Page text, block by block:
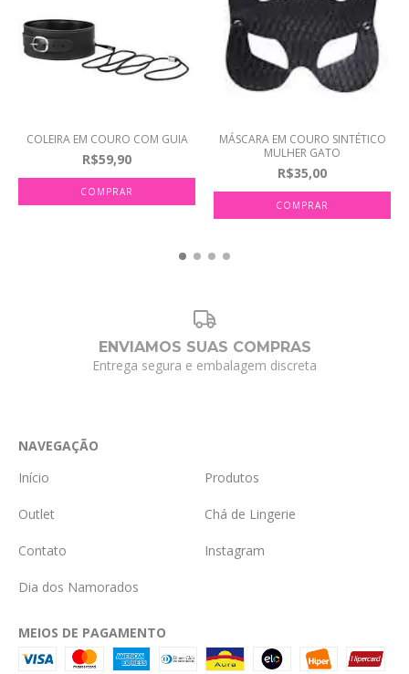
COLEIRA EM COURO COM GUIA
R$59,90
MÁSCARA EM COURO SINTÉTICO
MULHER GATO
R$35,00
ENVIAMOS SUAS COMPRAS
Entrega segura e embalagem discreta
NAVEGAÇÃO
Início
Produtos
Outlet Chá de Lingerie
Contato Instagram
Dia dos Namorados
MEIOS DE PAGAMENTO